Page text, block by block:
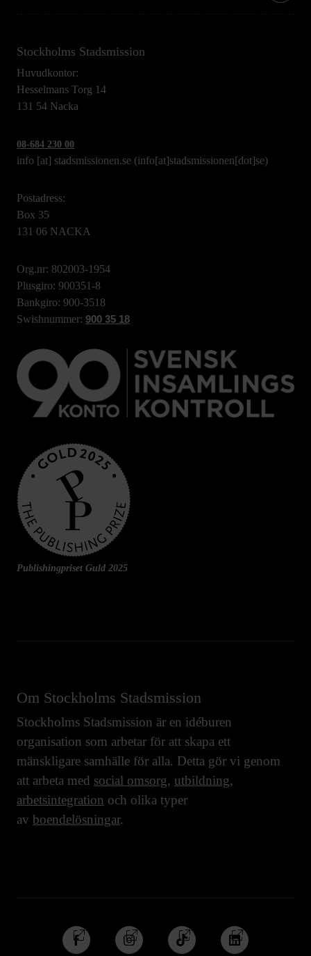
Stockholms Stadsmission
Huvudkontor:
Hesselmans Torg 14
131 54 Nacka
08-684 230 00
info [at] stadsmissionen.se (info[at]stadsmissionen[dot]se)
Postadress:
Box 35
131 06 NACKA
Org.nr: 802003-1954
Plusgiro: 900351-8
Bankgiro: 900-3518
Swishnummer: 900 35 18
Publishingpriset Guld 2025
Om Stockholms Stadsmission
Stockholms Stadsmission är en idéburen
organisation som arbetar för att skapa ett
mänskligare samhälle för alla. Detta gör vi genom
att arbeta med social omsorg, utbildning,
arbetsintegration och olika typer
av boendelösningar.
Följ
oss
Följ
oss
Följ
oss
Följ
oss